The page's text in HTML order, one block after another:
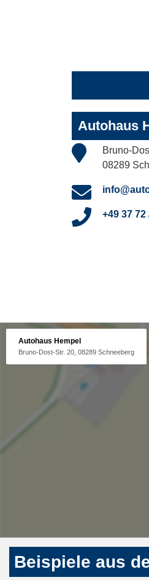
Autohaus
Bruno-
08289
+49 37 72
Autohaus Hempel
Bruno-Dost-Str. 20, 08289 Schneeberg
Beispiele aus